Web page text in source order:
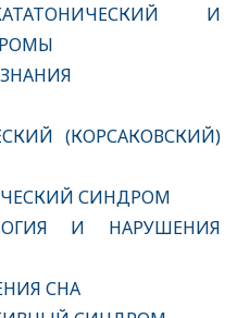
И
(КОРСАКОВСКИЙ)
СИНДРОМ
И НАРУШЕНИЯ
СНА